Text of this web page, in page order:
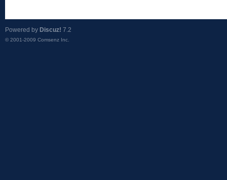
Powered by Discuz! 7.2
© 2001-2009 Comsenz Inc.